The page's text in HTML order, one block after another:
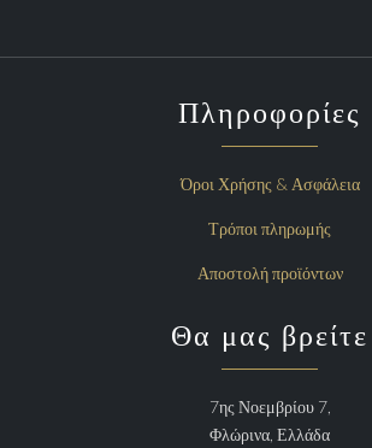
Πληροφορίες
Όροι Χρήσης & Ασφάλεια
Τρόποι πληρωμής
Αποστολή προϊόντων
Θα μας βρείτε
7ης Νοεμβρίου 7,
Φλώρινα, Ελλάδα